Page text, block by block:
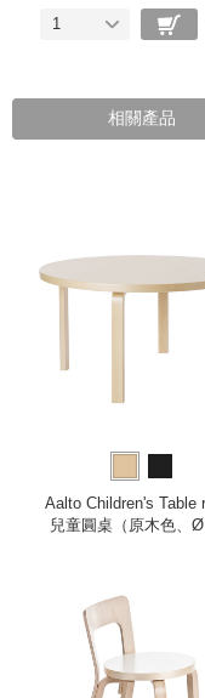
1
相關產品
Aalto Children's Table
兒童圓桌（原木色、Ø